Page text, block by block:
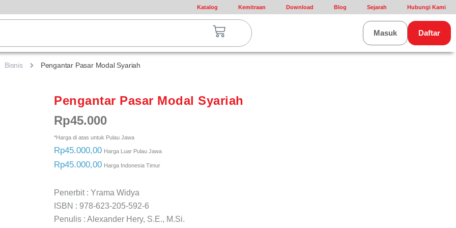
Katalog Kemitraan Download Blog Sejarah Hubungi Kami
Cart Daftar
Masuk
Bisnis Pengantar Pasar Modal Syariah
Pengantar Pasar Modal Syariah
Rp45.000
*Harga di atas untuk Pulau Jawa
Rp45.000,00 Harga Luar Pulau Jawa
Rp45.000,00 Harga Indonesia Timur
Penerbit : Yrama Widya
ISBN : 978-623-205-592-6
Penulis : Alexander Hery, S.E., M.Si.